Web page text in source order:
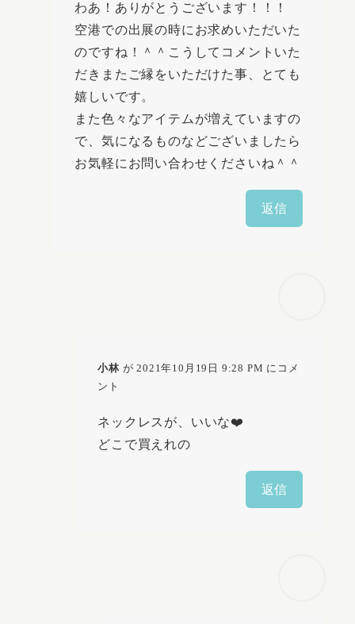
わあ！ありがとうございます！！！
空港での出展の時にお求めいただいた
のですね！＾＾こうしてコメントいた
だきまたご縁をいただけた事、とても
嬉しいです。
また色々なアイテムが増えていますの
で、気になるものなどございましたら
お気軽にお問い合わせくださいね＾＾
返信
小林が 2021年10月19日 9:28 PM にコメ
ント
ネックレスが、いいな❤️
どこで買えれの
返信